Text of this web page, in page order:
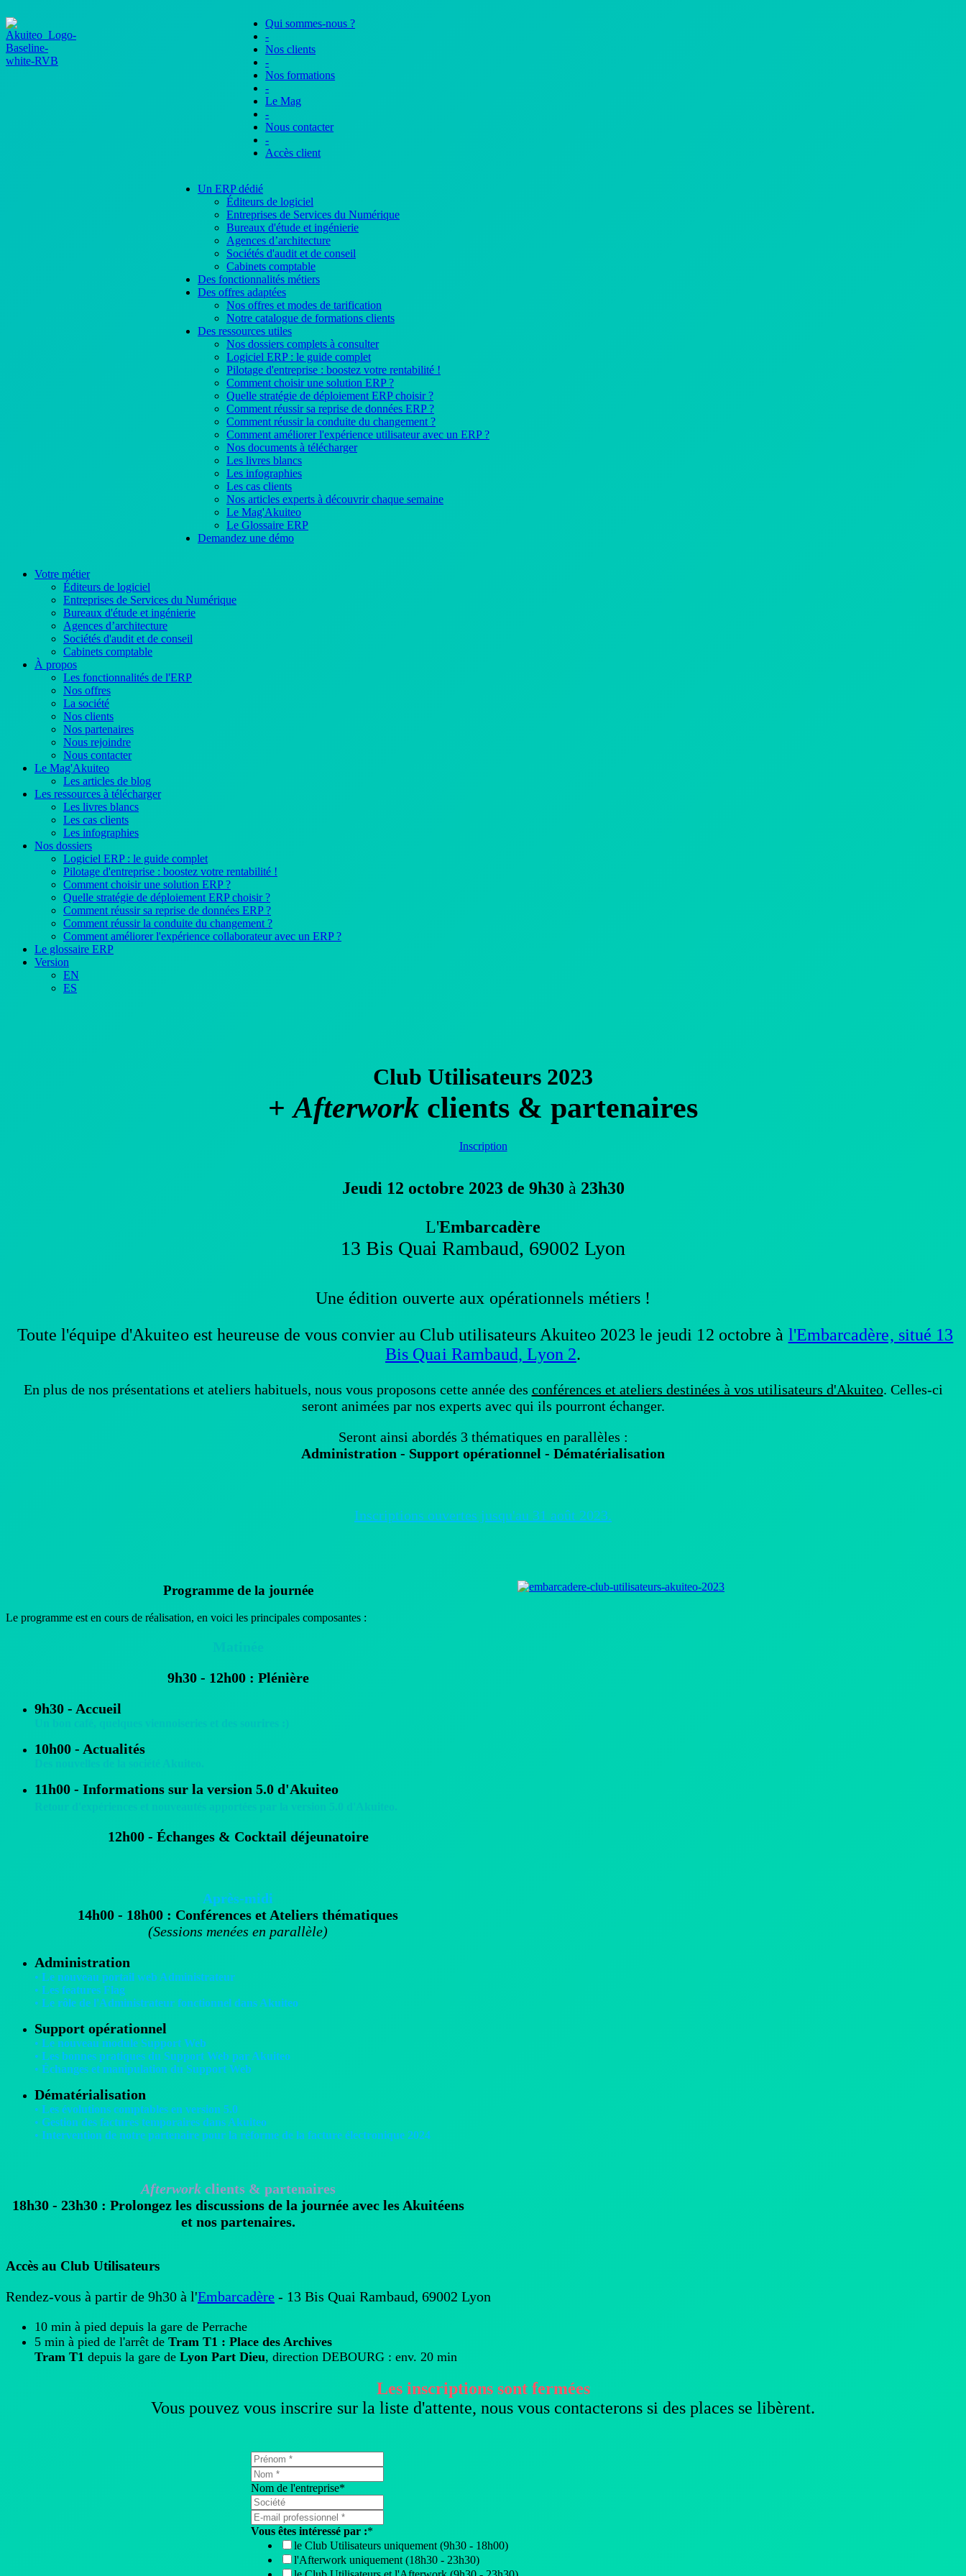
Qui sommes-nous ?
-
Nos clients
-
Nos formations
-
Le Mag
-
Nous contacter
-
Accès client
Un ERP dédié
Éditeurs de logiciel
Entreprises de Services du Numérique
Bureaux d'étude et ingénierie
Agences d’architecture
Sociétés d'audit et de conseil
Cabinets comptable
Des fonctionnalités métiers
Des offres adaptées
Nos offres et modes de tarification
Notre catalogue de formations clients
Des ressources utiles
Nos dossiers complets à consulter
Logiciel ERP : le guide complet
Pilotage d'entreprise : boostez votre rentabilité !
Comment choisir une solution ERP ?
Quelle stratégie de déploiement ERP choisir ?
Comment réussir sa reprise de données ERP ?
Comment réussir la conduite du changement ?
Comment améliorer l'expérience utilisateur avec un ERP ?
Nos documents à télécharger
Les livres blancs
Les infographies
Les cas clients
Nos articles experts à découvrir chaque semaine
Le Mag'Akuiteo
Le Glossaire ERP
Demandez une démo
Votre métier
Éditeurs de logiciel
Entreprises de Services du Numérique
Bureaux d'étude et ingénierie
Agences d’architecture
Sociétés d'audit et de conseil
Cabinets comptable
À propos
Les fonctionnalités de l'ERP
Nos offres
La société
Nos clients
Nos partenaires
Nous rejoindre
Nous contacter
Le Mag'Akuiteo
Les articles de blog
Les ressources à télécharger
Les livres blancs
Les cas clients
Les infographies
Nos dossiers
Logiciel ERP : le guide complet
Pilotage d'entreprise : boostez votre rentabilité !
Comment choisir une solution ERP ?
Quelle stratégie de déploiement ERP choisir ?
Comment réussir sa reprise de données ERP ?
Comment réussir la conduite du changement ?
Comment améliorer l'expérience collaborateur avec un ERP ?
Le glossaire ERP
Version
EN
ES
Club Utilisateurs 2023
+Afterwork clients & partenaires
Inscription
Jeudi 12 octobre 2023de 9h30 à 23h30
L'Embarcadère
13 Bis Quai Rambaud, 69002 Lyon
Une édition ouverte aux opérationnels métiers !
Toute l'équipe d'Akuiteo est heureuse de vous convier au Club utilisateurs Akuiteo 2023 le jeudi 12 octobre à l'Embarcadère, situé 13
Bis Quai Rambaud, Lyon 2.
En plus de nos présentations et ateliers habituels, nous vous proposons cette annéedes conférences et ateliers destinées à vos utilisateurs d'Akuiteo. Celles-ci
seront animées par nos experts avec qui ils pourront échanger.
Seront ainsi abordés 3 thématiques en parallèles :
Administration - Support opérationnel - Dématérialisation
Inscriptions ouvertes jusqu'au 31 août 2023.
Programme de la journée
Le programme est en cours de réalisation, en voici les principales composantes :
9h30 - 12h00 : Plénière
9h30 - Accueil
10h00 - Actualités
11h00 - Informations sur la version 5.0 d'Akuiteo
12h00 - Échanges & Cocktail déjeunatoire
Après-midi
14h00 - 18h00 : Conférences et Ateliers thématiques
(Sessions menées en parallèle)
Administration
• Le nouveau portail web Administrateur
• Les features Flag
• Le rôle de l'Administrateur fonctionnel dans Akuiteo
Support opérationnel
• Le nouveau module Support Web
• Les bonnes pratiques du Support Web par Akuiteo
• Échanges et manipulation du Support Web
Dématérialisation
• Les évolutions comptables en version 5.0
• Gestion des factures temporaires dans Akuiteo
• Intervention de notre partenaire pour la réforme de la facture électronique 2024
Afterworkclients & partenaires
18h30 - 23h30 : Prolongez les discussions de la journée avec les Akuitéens
et nos partenaires.
Accès au Club Utilisateurs
Rendez-vous à partir de 9h30 à l'Embarcadère - 13 Bis Quai Rambaud, 69002 Lyon
10 min à pied depuis la gare de Perrache
5 min à pied de l'arrêt de Tram T1 : Place des Archives
Tram T1 depuis la gare de Lyon Part Dieu, direction DEBOURG : env. 20 min
Les inscriptions sont fermées
Vous pouvez vous inscrire sur la liste d'attente, nous vous contacterons si des places se libèrent.
Nom de l'entreprise*
Vous êtes intéressé par :*
le Club Utilisateurs uniquement (9h30 - 18h00)
l'Afterwork uniquement (18h30 - 23h30)